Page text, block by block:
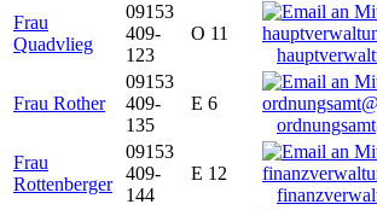
Frau
Quadvlieg
09153
409-
123
O 11
Frau Rother
09153
409-
135
E 6
Frau
Rottenberger
09153
409-
144
E 12